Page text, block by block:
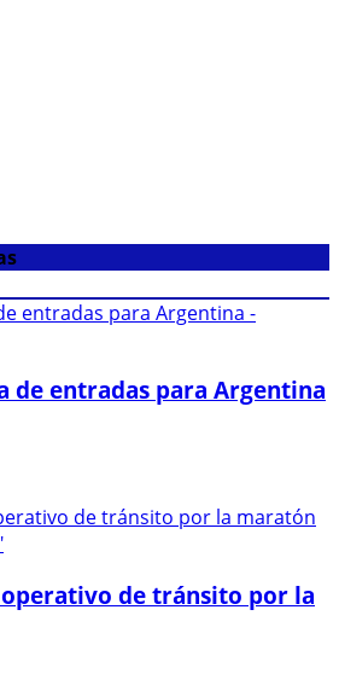
de entradas para Argentina
de tránsito por la